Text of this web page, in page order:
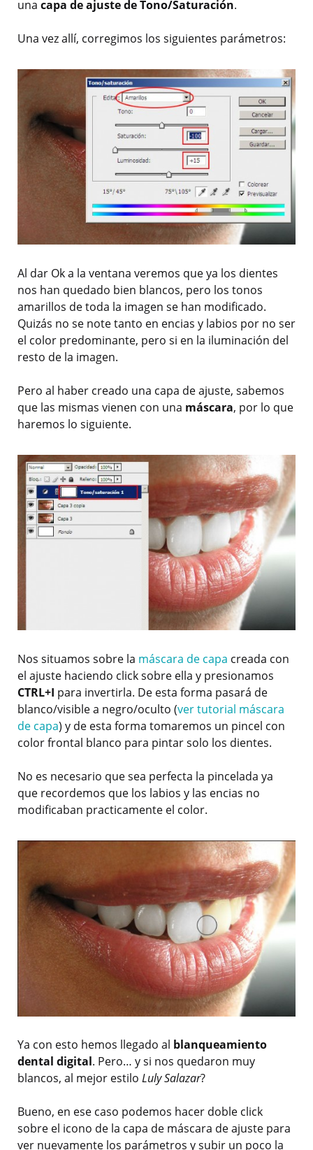
una capa de ajuste deTono/Saturación.
Una vez allí, corregimos los siguientes parámetros:
Al dar Ok a la ventana veremos que ya los dientes
nos han quedado bien blancos, pero los tonos
amarillos de toda la imagen se han modificado.
Quizás no se note tanto en encias y labios por no ser
el color predominante, pero si en la iluminación del
resto de la imagen.
Pero al haber creado una capa de ajuste, sabemos
que las mismas vienen con una máscara, por lo que
haremos lo siguiente.
Nos situamos sobre la máscara de capa creada con
el ajuste haciendo click sobre ella y presionamos
CTRL+I para invertirla. De esta forma pasará de
blanco/visible a negro/oculto (ver tutorial máscara
de capa) y de esta forma tomaremos un pincel con
color frontal blanco para pintar solo los dientes.
No es necesario que sea perfecta la pincelada ya
que recordemos que los labios y las encias no
modificaban practicamente el color.
Ya con esto hemos llegado al blanqueamiento
dental digital. Pero… y si nos quedaron muy
blancos, al mejor estilo Luly Salazar?
Bueno, en ese caso podemos hacer doble click
sobre el icono de la capa de máscara de ajuste para
ver nuevamente los parámetros y subir un poco la